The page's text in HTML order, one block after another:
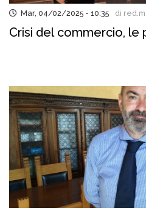
Mar, 04/02/2025 - 10:35 di
Crisi del commercio,